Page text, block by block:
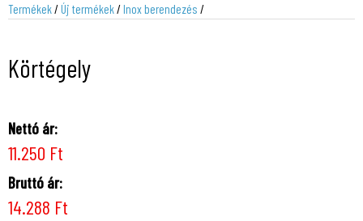
Termékek/Új termékek/Inox berendezés /
Körtégely
Nettó ár:
11.250 Ft
Bruttó ár:
14.288 Ft